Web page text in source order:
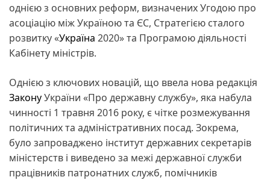
однією з основних реформ, визначених Угодою про
асоціацію між Україною та ЄС, Стратегією сталого
розвитку «Україна 2020» та Програмою діяльності
Кабінету міністрів.
Однією з ключових новацій, що ввела нова редакція
ЗаконуУкраїни «Про державну службу», яка набула
чинності 1 травня 2016 року, є чітке розмежування
політичних та адміністративних посад. Зокрема,
було запроваджено інститут державних секретарів
міністерств і виведено за межі державної служби
працівників патронатних служб, помічників